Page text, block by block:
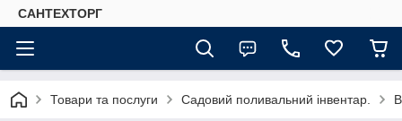
САНТЕХТОРГ
Товари та послуги Садовий поливальний інвентар.